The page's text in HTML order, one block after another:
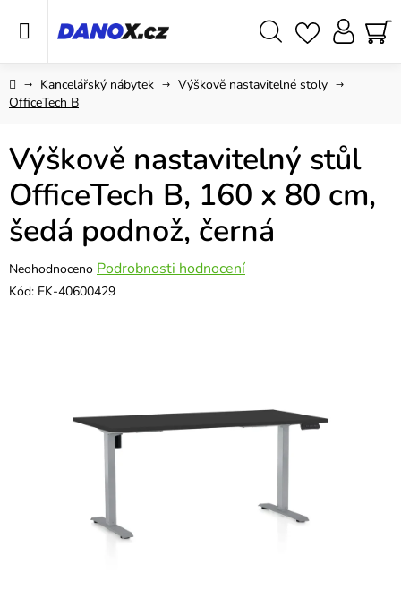
DomůKancelářský nábytek
Výškově nastavitelné stoly
OfficeTech B
Výškově nastavitelný stůl
OfficeTech B, 160 x 80 cm,
šedá podnož, černá
Průměrné
hodnocení
Neohodnoceno Podrobnosti hodnocení
Kód: EK-40600429